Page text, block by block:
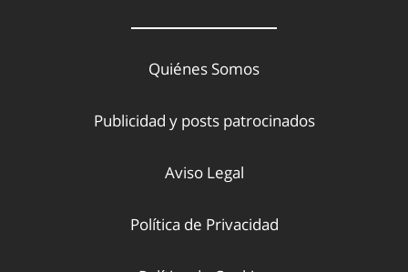
Quiénes Somos
Publicidad y posts patrocinados
Aviso Legal
Política de Privacidad